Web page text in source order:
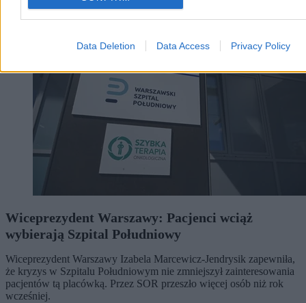
Data Deletion Data Access Privacy Policy
Wiceprezydent Warszawy: Pacjenci wciąż
wybierają Szpital Południowy
Wiceprezydent Warszawy Izabela Marcewicz-Jendrysik zapewniła,
że kryzys w Szpitalu Południowym nie zmniejszył zainteresowania
pacjentów tą placówką. Przez SOR przeszło więcej osób niż rok
wcześniej.